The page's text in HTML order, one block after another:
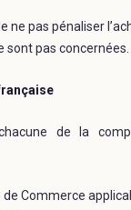
ne pas pénaliser
sont pas concernées.
de la
Commerce